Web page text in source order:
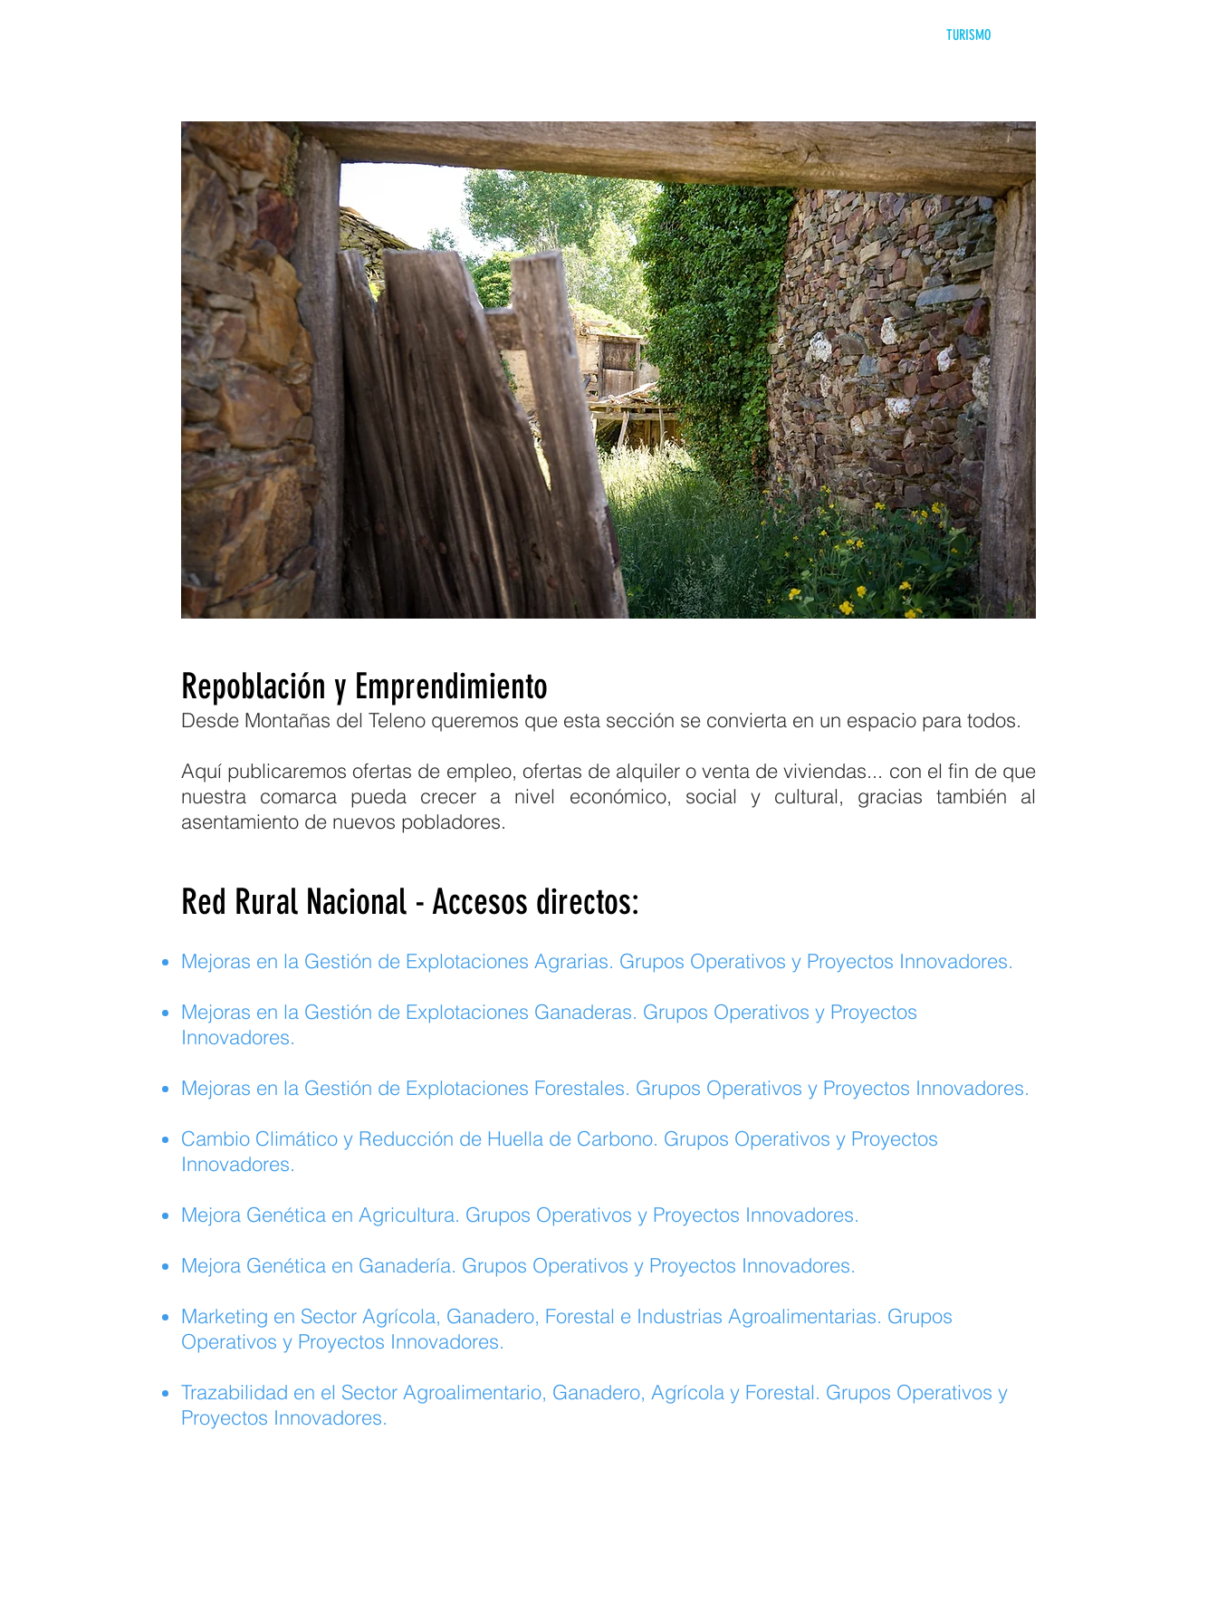
TURISMO
Repoblación y Emprendimiento
Desde Montañas del Teleno queremos que esta sección se convierta en un espacio para todos.
Aquí publicaremos ofertas de empleo, ofertas de alquiler o venta de viviendas... con el fin de que
nuestra comarca pueda crecer a nivel económico, social y cultural, gracias también al
asentamiento de nuevos pobladores.
Red Rural Nacional - Accesos directos:
Mejoras en la Gestión de Explotaciones Agrarias. Grupos Operativos y Proyectos Innovadores.
Mejoras en la Gestión de Explotaciones Ganaderas. Grupos Operativos y Proyectos
Innovadores.
Mejoras en la Gestión de Explotaciones Forestales. Grupos Operativos y Proyectos Innovadores.
Cambio Climático y Reducción de Huella de Carbono. Grupos Operativos y Proyectos
Innovadores.
Mejora Genética en Agricultura. Grupos Operativos y Proyectos Innovadores.
Mejora Genética en Ganadería. Grupos Operativos y Proyectos Innovadores.
Marketing en Sector Agrícola, Ganadero, Forestal e Industrias Agroalimentarias. Grupos
Operativos y Proyectos Innovadores.
Trazabilidad en el Sector Agroalimentario, Ganadero, Agrícola y Forestal. Grupos Operativos y
Proyectos Innovadores.